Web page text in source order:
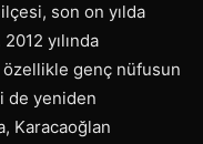
son on yılda
yılında
genç nüfusun
de yeniden
Karacaoğlan